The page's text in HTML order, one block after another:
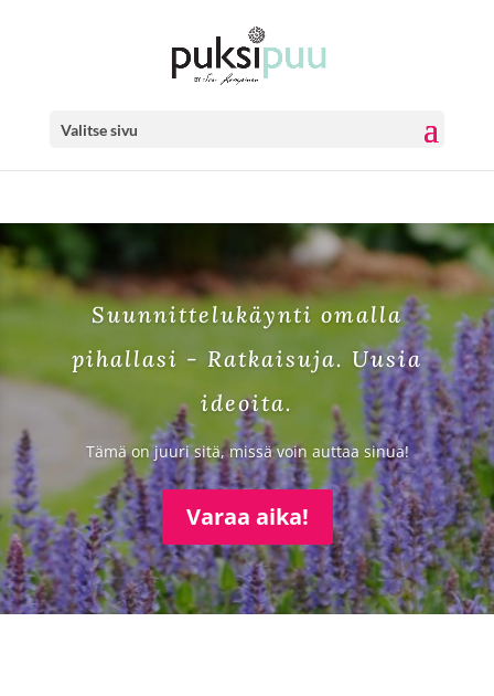
Valitse sivu
Suunnittelukäynti omalla
pihallasi - Ratkaisuja. Uusia
ideoita.
Tämä on juuri sitä, missä voin auttaa sinua!
Varaa aika!